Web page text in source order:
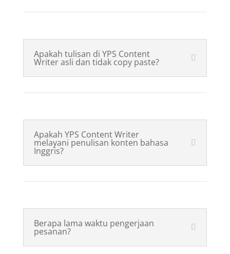
Apakah tulisan di YPS Content
Writer asli dan tidak copy paste?
Apakah YPS Content Writer
melayani penulisan konten bahasa
Inggris?
Berapa lama waktu pengerjaan
pesanan?